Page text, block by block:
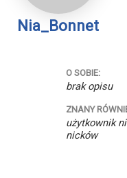
Nia_Bonnet
O SOBIE:
brak opisu
ZNANY
użytkownik
nicków